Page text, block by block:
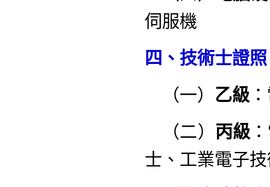
伺服機
四、技術士證
（一） 乙級
（二） 丙級
士、工業電子